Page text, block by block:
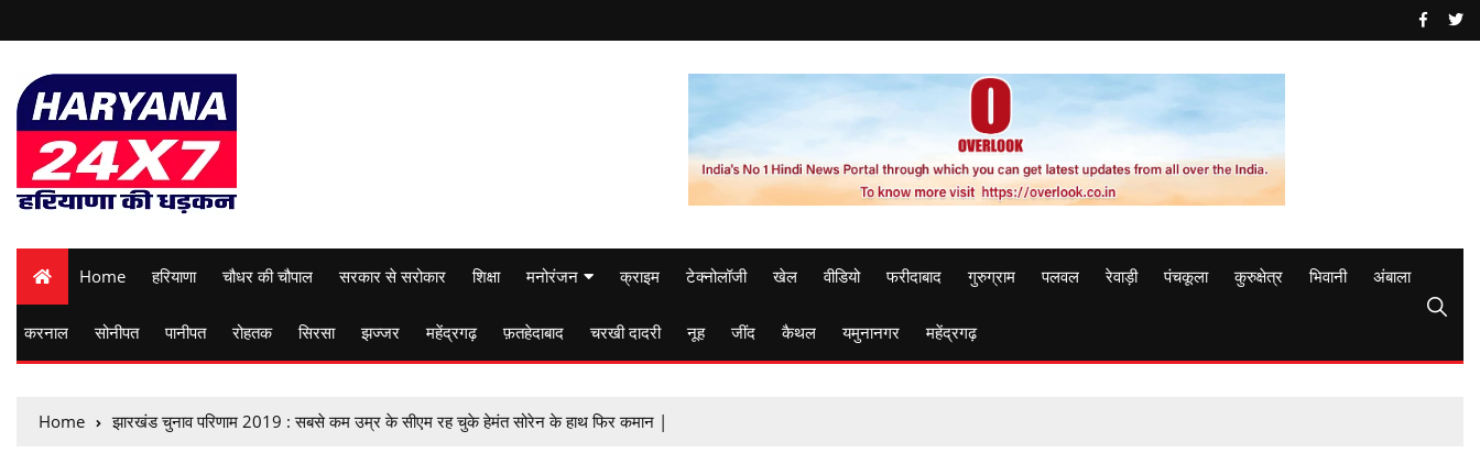
Home हरियाणा चौधर की चौपाल सरकार से सरोकार शिक्षा मनोरंजन क्राइम टेक्नोलॉजी खेल वीडियो फरीदाबाद गुरुग्राम पलवल रेवाड़ी पंचकूला कुरुक्षेत्र भिवानी अंबाला
करनाल सोनीपत पानीपत रोहतक सिरसा झज्जर महेंद्रगढ़ फ़तहेदाबाद चरखी दादरी नूह जींद कैथल यमुनानगर महेंद्रगढ़
Home झारखंड चुनाव परिणाम 2019 : सबसे कम उम्र के सीएम रह चुके हेमंत सोरेन के हाथ फिर कमान |